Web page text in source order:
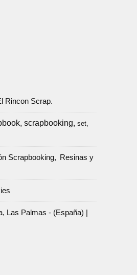
Rincon Scrap.
scrapbooking set
Scrapbooking
Resinas y
Las Palmas - (España) |